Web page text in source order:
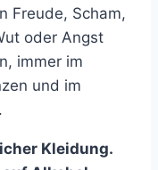
Freude, Scham,
oder Angst
immer im
und im
Kleidung.